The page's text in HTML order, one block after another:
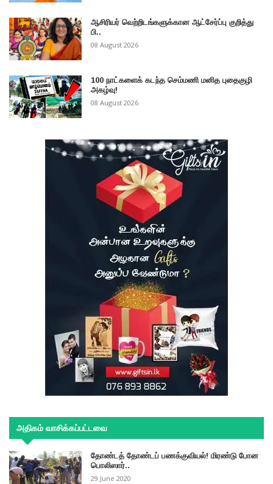
ஆசிரியர் வெற்றிடங்களுக்கான ஆட்சேர்ப்பு குறித்து
பி..
08 August 2026
100 நாட்களைக் கடந்த செம்மணி மனித புதைகுழி
அகழ்வு!
08 August 2026
அதிகம் வாசிக்கப்பட்டவை
தோண்டத் தோண்டப் பணக்குவியல்! மிரண்டு போன
பொலிஸார்..
29 June 2020